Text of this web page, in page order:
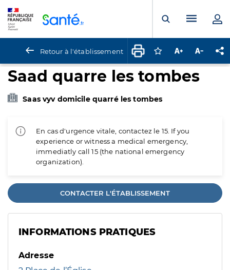
Ouvrir laMenu
Retour à l'établissement Connectez-vous
Augmenter la
Saad quarre les tombes
Saas vyv domicile quarré les tombes
En cas d'urgence vitale, contactez le 15. If you
experience or witness a medical emergency,
immediatly call 15 (the national emergency
organization).
CONTACTER L'ÉTABLISSEMENT
INFORMATIONS PRATIQUES
Adresse